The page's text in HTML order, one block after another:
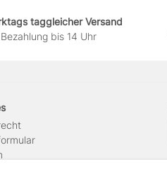
taggleicher Versand
bis 14 Uhr